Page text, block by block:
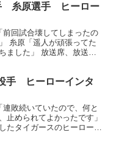
糸原選手 ヒーロー
回試合壊してしまったの
糸原「遥人が頑張ってた
ました」 放送席、放送
手 ヒーローインタ
敗続いていたので、何と
止められてよかったです」
たタイガースのヒーローに